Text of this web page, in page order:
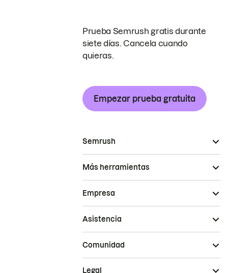
Prueba Semrush gratis durante
siete días. Cancela cuando
quieras.
Empezar prueba gratuita
Semrush
Más herramientas
Empresa
Asistencia
Comunidad
Legal